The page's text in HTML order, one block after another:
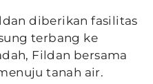
diberikan fasilitas
terbang ke
Fildan bersama
tanah air.